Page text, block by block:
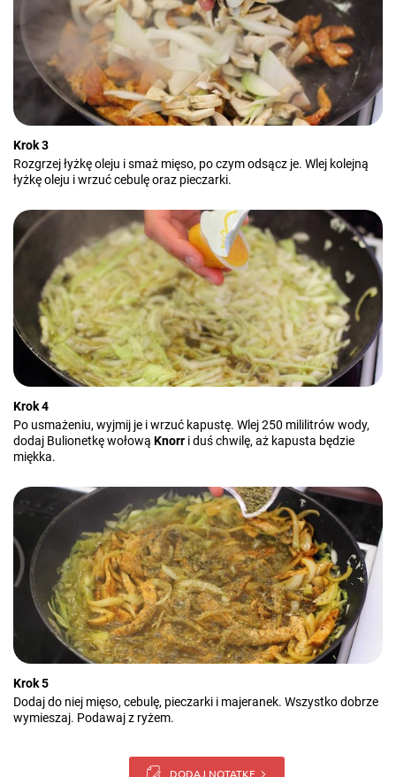
Krok 3
Rozgrzej łyżkę oleju i smaż mięso, po czym odsącz je. Wlej kolejną
łyżkę oleju i wrzuć cebulę oraz pieczarki.
Krok 4
Po usmażeniu, wyjmij je i wrzuć kapustę. Wlej 250 mililitrów wody,
dodaj Bulionetkę wołową Knorr i duś chwilę, aż kapusta będzie
miękka.
Krok 5
Dodaj do niej mięso, cebulę, pieczarki i majeranek. Wszystko dobrze
wymieszaj. Podawaj z ryżem.
DODAJ NOTATKĘ